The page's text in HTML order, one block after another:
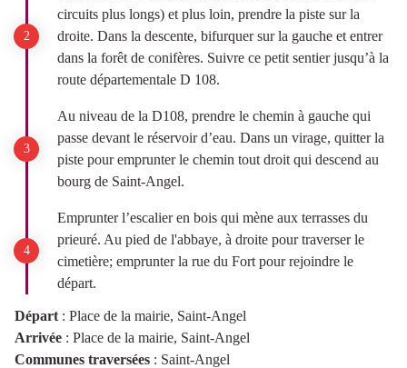
circuits plus longs) et plus loin, prendre la piste sur la
droite. Dans la descente, bifurquer sur la gauche et entrer
dans la forêt de conifères. Suivre ce petit sentier jusqu’à la
route départementale D 108.
Au niveau de la D108, prendre le chemin à gauche qui
passe devant le réservoir d’eau. Dans un virage, quitter la
piste pour emprunter le chemin tout droit qui descend au
bourg de Saint-Angel.
Emprunter l’escalier en bois qui mène aux terrasses du
prieuré. Au pied de l'abbaye, à droite pour traverser le
cimetière; emprunter la rue du Fort pour rejoindre le
départ.
Départ : Place de la mairie, Saint-Angel
Arrivée : Place de la mairie, Saint-Angel
Communes traversées : Saint-Angel